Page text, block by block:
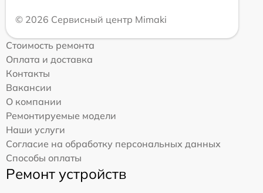
© 2026 Сервисный центр Mimaki
Стоимость ремонта
Оплата и доставка
Контакты
Вакансии
О компании
Ремонтируемые модели
Наши услуги
Согласие на обработку персональных данных
Способы оплаты
Ремонт устройств